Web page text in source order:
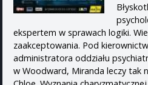
ekspertem w sprawach logiki.
zaakceptowania. Pod
administratora oddziału
w Woodward, Miranda leczy tak